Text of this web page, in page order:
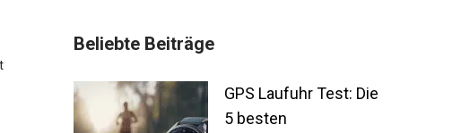
Beliebte Beiträge
GPS Laufuhr Test:
Die 5 besten